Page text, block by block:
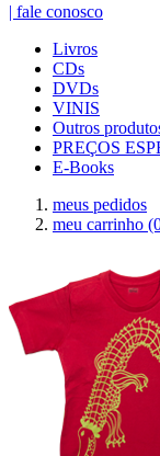
| fale conosco
Livros
CDs
DVDs
VINIS
Outros
PREÇOS
E-Books
meus pedidos
meu carrinho